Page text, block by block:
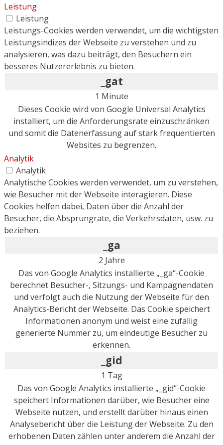
Leistung
Leistung
Leistungs-Cookies werden verwendet, um die wichtigsten
Leistungsindizes der Webseite zu verstehen und zu
analysieren, was dazu beiträgt, den Besuchern ein
besseres Nutzererlebnis zu bieten.
_gat
1 Minute
Dieses Cookie wird von Google Universal Analytics
installiert, um die Anforderungsrate einzuschränken
und somit die Datenerfassung auf stark frequentierten
Websites zu begrenzen.
Analytik
Analytik
Analytische Cookies werden verwendet, um zu verstehen,
wie Besucher mit der Webseite interagieren. Diese
Cookies helfen dabei, Daten über die Anzahl der
Besucher, die Absprungrate, die Verkehrsdaten, usw. zu
beziehen.
_ga
2 Jahre
Das von Google Analytics installierte „_ga“-Cookie
berechnet Besucher-, Sitzungs- und Kampagnendaten
und verfolgt auch die Nutzung der Webseite für den
Analytics-Bericht der Webseite. Das Cookie speichert
Informationen anonym und weist eine zufällig
generierte Nummer zu, um eindeutige Besucher zu
erkennen.
_gid
1 Tag
Das von Google Analytics installierte „_gid“-Cookie
speichert Informationen darüber, wie Besucher eine
Webseite nutzen, und erstellt darüber hinaus einen
Analysebericht über die Leistung der Webseite. Zu den
erhobenen Daten zählen unter anderem die Anzahl der